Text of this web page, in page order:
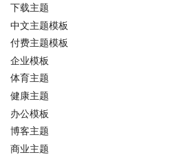
下载主题
中文主题模板
付费主题模板
企业模板
体育主题
健康主题
办公模板
博客主题
商业主题